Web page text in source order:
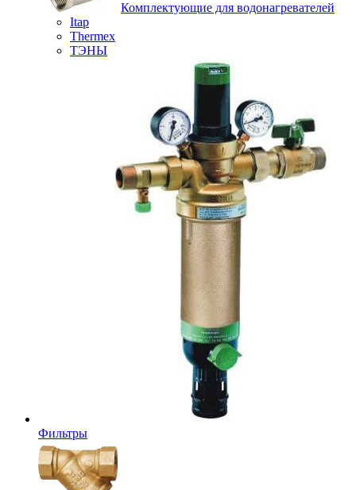
Комплектующие для водонагревателей
Itap
Thermex
ТЭНЫ
Фильтры